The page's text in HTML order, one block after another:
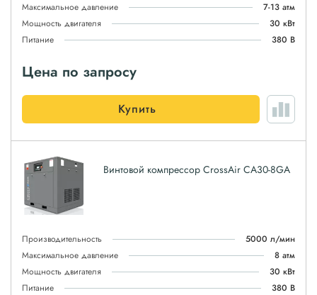
Максимальное давление
7-13 атм
Мощность двигателя
30 кВт
Питание
380 В
Цена по запросу
Купить
Винтовой компрессор CrossAir CA30-8GA
Производительность
5000 л/мин
Максимальное давление
8 атм
Мощность двигателя
30 кВт
Питание
380 В